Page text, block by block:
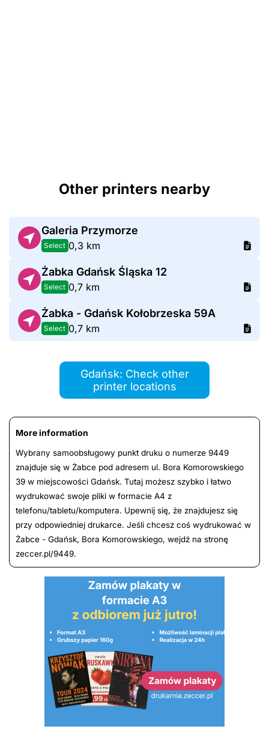
Other printers nearby
Galeria Przymorze
Select 0,3 km
Żabka Gdańsk Śląska 12
Select 0,7 km
Żabka - Gdańsk Kołobrzeska 59A
Select 0,7 km
Gdańsk: Check other
printer locations
More information
Wybrany samoobsługowy punkt druku o numerze 9449
znajduje się w Żabce pod adresem ul. Bora Komorowskiego
39 w miejscowości Gdańsk. Tutaj możesz szybko i łatwo
wydrukować swoje pliki w formacie A4 z
telefonu/tabletu/komputera. Upewnij się, że znajdujesz się
przy odpowiedniej drukarce. Jeśli chcesz coś wydrukować w
Żabce - Gdańsk, Bora Komorowskiego, wejdź na stronę
zeccer.pl/9449.